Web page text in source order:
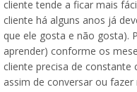
cliente tende a ficar mais
cliente há alguns anos já
que ele gosta e não gosta).
aprender) conforme os
cliente precisa de
assim de conversar ou fazer